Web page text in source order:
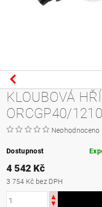
KLOUBOVÁ
ORCGP40/
Neohodnoceno
Dostupnost
4 542 Kč
3 754 Kč bez DPH